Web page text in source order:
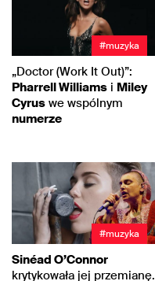
#muzyka
„Doctor (Work It Out)”:
Pharrell Williams i Miley
Cyrus we wspólnym
numerze
#muzyka
Sinéad O’Connor
krytykowała jej przemianę.